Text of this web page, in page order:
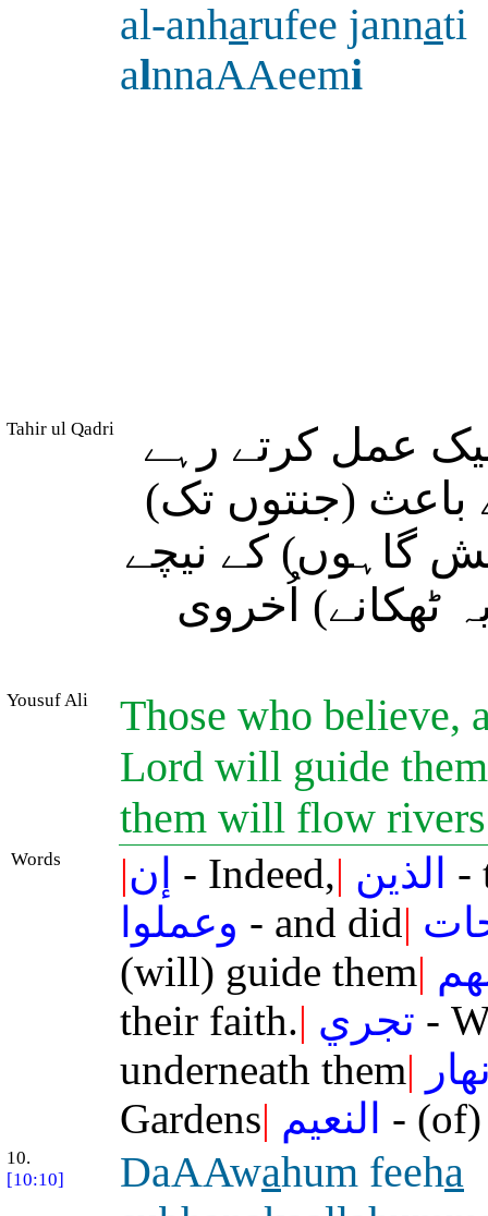
al-anharufee jannati
alnnaAAeemi
Tahir ul Qadri
عمل کرتے رہے
باعث (جنتوں تک)
گاہوں) کے نیچے
اُخروی
Yousuf Ali
Those who believe,
Lord will guide
them will flow
Words |إن - Indeed,| الذين -
وعملوا - and did|
(will) guide them|
their faith.| تجري -
underneath them|
Gardens| النعيم -
10.
[10:10]
DaAAwahum feeha